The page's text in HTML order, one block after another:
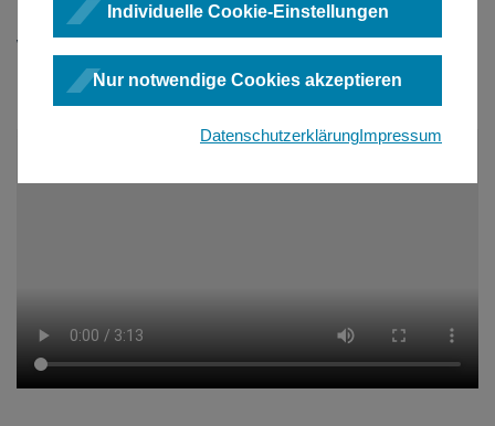
Individuelle Cookie-Einstellungen
Nur notwendige Cookies akzeptieren
DatenschutzerklärungImpressum
Wie wird ein UVZ-Eintrag im Status
Eingetragen bearbeitet und daraufhin der
Korrekturvermerk bestätigt?